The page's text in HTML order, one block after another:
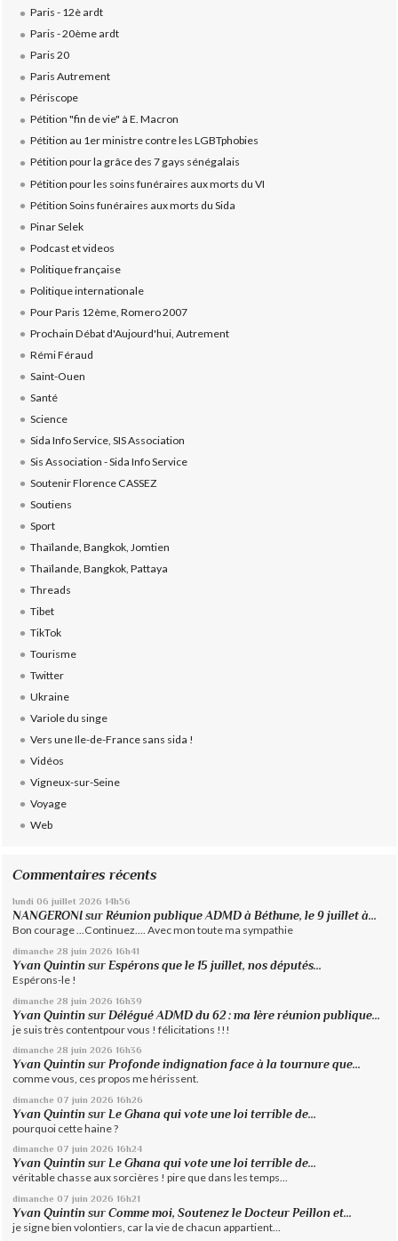
Paris - 12è ardt
Paris - 20ème ardt
Paris 20
Paris Autrement
Périscope
Pétition "fin de vie" à E. Macron
Pétition au 1er ministre contre les LGBTphobies
Pétition pour la grâce des 7 gays sénégalais
Pétition pour les soins funéraires aux morts du VI
Pétition Soins funéraires aux morts du Sida
Pinar Selek
Podcast et videos
Politique française
Politique internationale
Pour Paris 12ème, Romero 2007
Prochain Débat d'Aujourd'hui, Autrement
Rémi Féraud
Saint-Ouen
Santé
Science
Sida Info Service, SIS Association
Sis Association - Sida Info Service
Soutenir Florence CASSEZ
Soutiens
Sport
Thaïlande, Bangkok, Jomtien
Thaïlande, Bangkok, Pattaya
Threads
Tibet
TikTok
Tourisme
Twitter
Ukraine
Variole du singe
Vers une Ile-de-France sans sida !
Vidéos
Vigneux-sur-Seine
Voyage
Web
Commentaires récents
lundi 06 juillet 2026 14h56
NANGERONI surRéunion publique ADMD à Béthune, le 9 juillet à...
Bon courage ...Continuez.... Avec mon toute ma sympathie
dimanche 28 juin 2026 16h41
Yvan Quintin surEspérons que le 15 juillet, nos députés...
Espérons-le !
dimanche 28 juin 2026 16h39
Yvan Quintin surDélégué ADMD du 62 : ma 1ère réunion publique...
je suis très contentpour vous ! félicitations !!!
dimanche 28 juin 2026 16h36
Yvan Quintin surProfonde indignation face à la tournure que...
comme vous, ces propos me hérissent.
dimanche 07 juin 2026 16h26
Yvan Quintin sur Le Ghana qui vote une loi terrible de...
pourquoi cette haine ?
dimanche 07 juin 2026 16h24
Yvan Quintin surLe Ghana qui vote une loi terrible de...
véritable chasse aux sorcières ! pire que dans les temps...
dimanche 07 juin 2026 16h21
Yvan Quintin surComme moi, Soutenez le Docteur Peillon et...
je signe bien volontiers, car la vie de chacun appartient...